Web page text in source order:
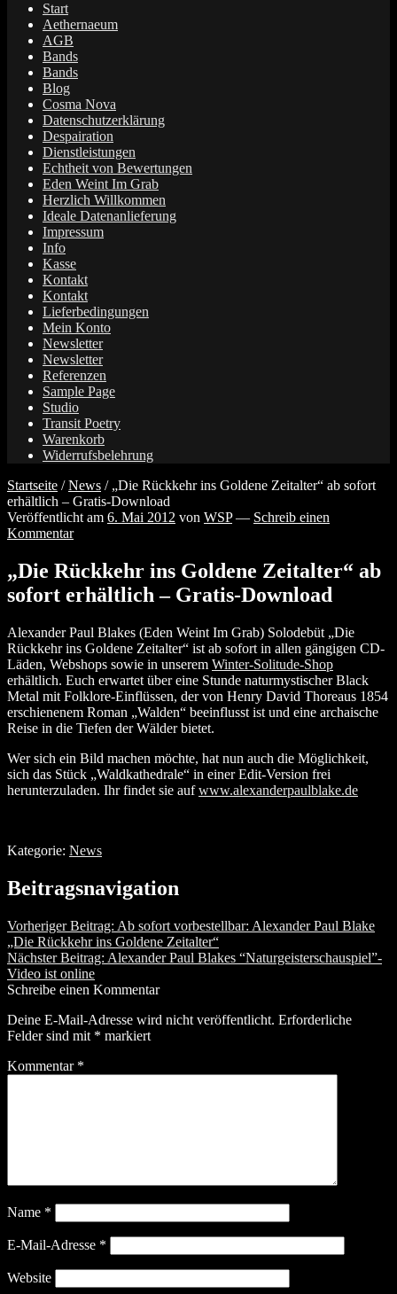
Start
Aethernaeum
AGB
Bands
Bands
Blog
Cosma Nova
Datenschutzerklärung
Despairation
Dienstleistungen
Echtheit von Bewertungen
Eden Weint Im Grab
Herzlich Willkommen
Ideale Datenanlieferung
Impressum
Info
Kasse
Kontakt
Kontakt
Lieferbedingungen
Mein Konto
Newsletter
Newsletter
Referenzen
Sample Page
Studio
Transit Poetry
Warenkorb
Widerrufsbelehrung
Startseite /News / „Die Rückkehr ins Goldene Zeitalter“ ab sofort
erhältlich – Gratis-Download
Veröffentlicht am 6. Mai 2012 von WSP — Schreib einen
Kommentar
„Die Rückkehr ins Goldene Zeitalter“ ab
sofort erhältlich – Gratis-Download
Alexander Paul Blakes (Eden Weint Im Grab) Solodebüt „Die
Rückkehr ins Goldene Zeitalter“ ist ab sofort in allen gängigen CD-
Läden, Webshops sowie in unserem Winter-Solitude-Shop
erhältlich. Euch erwartet über eine Stunde naturmystischer Black
Metal mit Folklore-Einflüssen, der von Henry David Thoreaus 1854
erschienenem Roman „Walden“ beeinflusst ist und eine archaische
Reise in die Tiefen der Wälder bietet.
Wer sich ein Bild machen möchte, hat nun auch die Möglichkeit,
sich das Stück „Waldkathedrale“ in einer Edit-Version frei
herunterzuladen. Ihr findet sie aufwww.alexanderpaulblake.de
Kategorie: News
Beitragsnavigation
Vorheriger Beitrag: Ab sofort vorbestellbar: Alexander Paul Blake
„Die Rückkehr ins Goldene Zeitalter“
Nächster Beitrag: Alexander Paul Blakes “Naturgeisterschauspiel”-
Video ist online
Schreibe einen Kommentar
Deine E-Mail-Adresse wird nicht veröffentlicht. Erforderliche
Felder sind mit * markiert
Kommentar *
Name *
E-Mail-Adresse *
Website